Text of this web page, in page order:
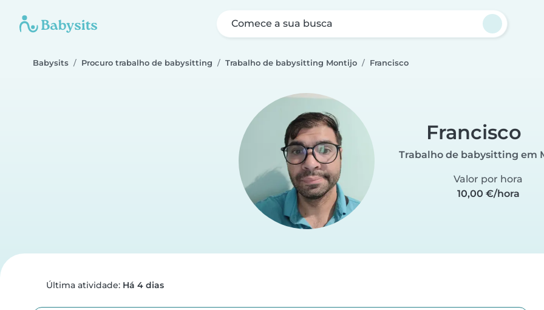
Comece a sua busca
Babysits Procuro trabalho de babysitting Trabalho de babysitting Montijo Francisco
Francisco
Trabalho de babysitting em
Valor por hora
10,00 €/hora
Última atividade: Há 4 dias